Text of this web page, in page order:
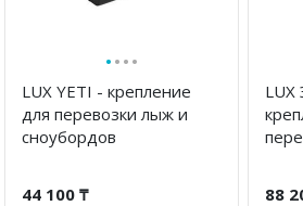
····
LUX YETI - крепление
для перевозки лыж и
сноубордов
44 100 ₸
88